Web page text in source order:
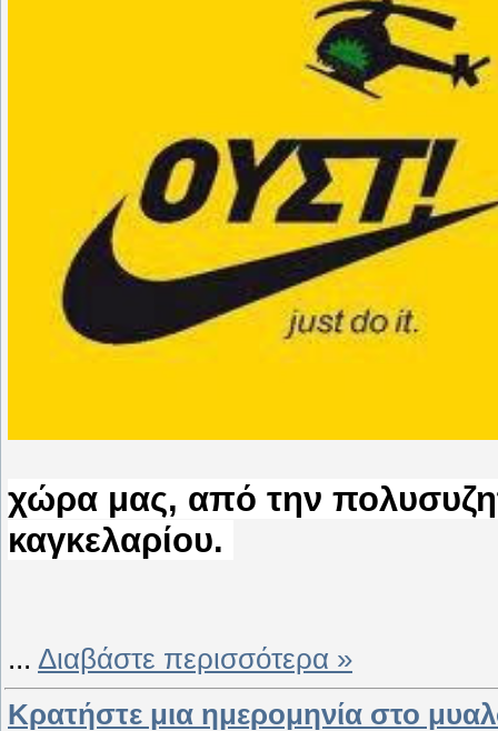
χώρα μας, από την
καγκελαρίου.
... Διαβάστε περισσότερα »
Κρατήστε μια ημερομηνία στο